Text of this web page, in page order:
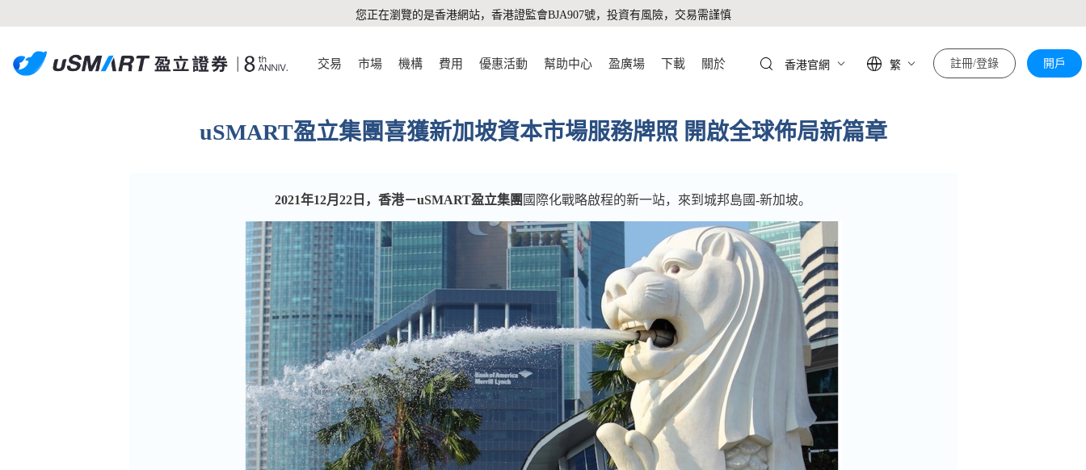
您正在瀏覽的是香港網站，香港證監會BJA907號，投資有風險，交易需謹慎
交易 市場 機構 費用 優惠活動 幫助中心 盈廣場 下載 關於 香港官網 繁 註冊/登錄 開戶
uSMART盈立集團喜獲新加坡資本市場服務牌照 開啟全球佈局新篇章
2021年12月22日，香港－uSMART盈立集團 國際化戰略啟程的新一站，來到城邦島國-新加坡。